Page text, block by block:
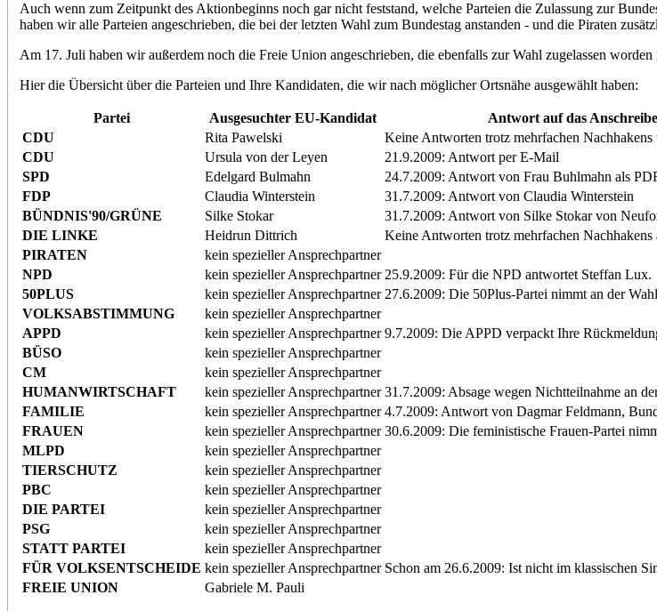
Auch wenn zum Zeitpunkt des Aktionbeginns noch gar nicht feststand, welche Parteien die Zulassung zur
haben wir alle Parteien angeschrieben, die bei der letzten Wahl zum Bundestag anstanden - und die Piraten
Am 17. Juli haben wir außerdem noch die Freie Union angeschrieben, die ebenfalls zur Wahl zugelassen worden
Hier die Übersicht über die Parteien und Ihre Kandidaten, die wir nach möglicher Ortsnähe ausgewählt haben:
Partei Ausgesuchter EU-Kandidat
Antwort auf das
CDU
Rita Pawelski
Keine Antworten trotz mehrfachen
CDU
Ursula von der Leyen
21.9.2009: Antwort per E-Mail
SPD
Edelgard Bulmahn
24.7.2009: Antwort von Frau Buhlmahn als
FDP
Claudia Winterstein
31.7.2009: Antwort von Claudia Winterstein
BÜNDNIS'90/GRÜNE
Silke Stokar
31.7.2009: Antwort von Silke Stokar von
DIE LINKE
Heidrun Dittrich
Keine Antworten trotz mehrfachen
PIRATEN
kein spezieller Ansprechpartner
NPD
kein spezieller Ansprechpartner 25.9.2009: Für die NPD antwortet Steffan Lux.
50PLUS
kein spezieller Ansprechpartner 27.6.2009: Die 50Plus-Partei nimmt an der
VOLKSABSTIMMUNG
kein spezieller Ansprechpartner
APPD
kein spezieller Ansprechpartner 9.7.2009: Die APPD verpackt Ihre
BÜSO
kein spezieller Ansprechpartner
CM
kein spezieller Ansprechpartner
HUMANWIRTSCHAFT
kein spezieller Ansprechpartner 31.7.2009: Absage wegen Nichtteilnahme an
FAMILIE
kein spezieller Ansprechpartner 4.7.2009: Antwort von Dagmar Feldmann,
FRAUEN
kein spezieller Ansprechpartner 30.6.2009: Die feministische Frauen-Partei
MLPD
kein spezieller Ansprechpartner
TIERSCHUTZ
kein spezieller Ansprechpartner
PBC
kein spezieller Ansprechpartner
DIE PARTEI
kein spezieller Ansprechpartner
PSG
kein spezieller Ansprechpartner
STATT PARTEI
kein spezieller Ansprechpartner
FÜR VOLKSENTSCHEIDE kein spezieller Ansprechpartner Schon am 26.6.2009: Ist nicht im klassischen
FREIE UNION
Gabriele M. Pauli